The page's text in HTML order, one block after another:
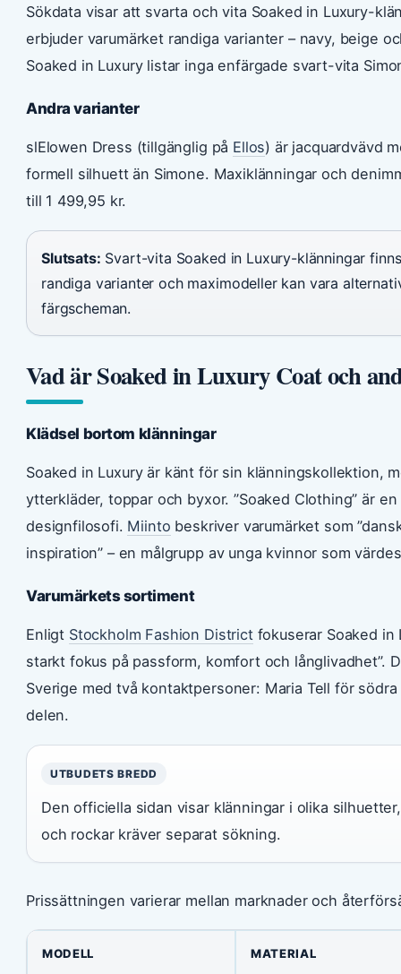
Sökdata visar att svarta och vita Soaked in Luxury-
erbjuder varumärket randiga varianter – navy, beige
Soaked in Luxury listar inga enfärgade svart-vita
Andra varianter
slElowen Dress (tillgänglig på Ellos) är jacquardvävd
formell silhuett än Simone. Maxiklänningar och
till 1 499,95 kr.
Slutsats: Svart-vita Soaked in Luxury-klänningar
randiga varianter och maximodeller kan vara
färgscheman.
Vad är Soaked in Luxury Coat och
Klädsel bortom klänningar
Soaked in Luxury är känt för sin klänningskollektion,
ytterkläder, toppar och byxor. ”Soaked Clothing” är
designfilosofi. Miinto beskriver varumärket som
inspiration” – en målgrupp av unga kvinnor som
Varumärkets sortiment
Enligt Stockholm Fashion District fokuserar Soaked in
starkt fokus på passform, komfort och långlivadhet”.
Sverige med två kontaktpersoner: Maria Tell för
delen.
UTBUDETS BREDD
Den officiella sidan visar klänningar i olika
och rockar kräver separat sökning.
Prissättningen varierar mellan marknader och
MODELL MATERIAL